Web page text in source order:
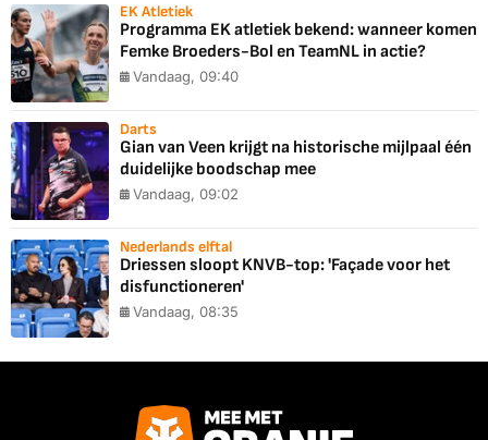
EK Atletiek
Programma EK atletiek bekend: wanneer komen
Femke Broeders-Bol en TeamNL in actie?
Vandaag, 09:40
Darts
Gian van Veen krijgt na historische mijlpaal één
duidelijke boodschap mee
Vandaag, 09:02
Nederlands elftal
Driessen sloopt KNVB-top: 'Façade voor het
disfunctioneren'
Vandaag, 08:35